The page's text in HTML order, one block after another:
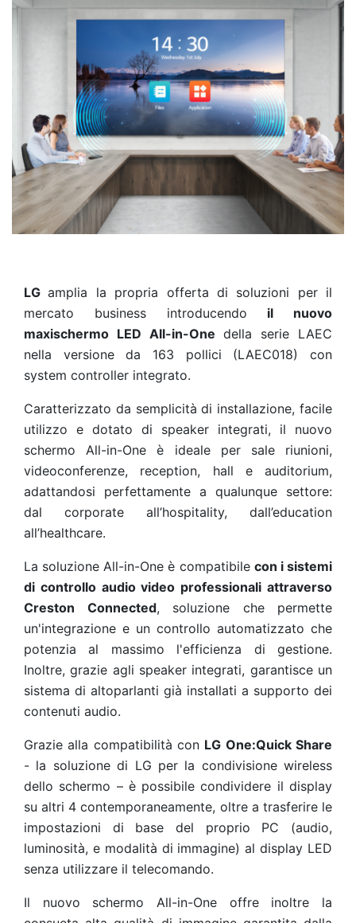
LGamplia la propria offerta di soluzioni per il
mercato business introducendo il nuovo
maxischermo LED All-in-One della serie LAEC
nella versione da 163 pollici (LAEC018) con
system controller integrato.
Caratterizzato da semplicità di installazione, facile
utilizzo e dotato di speaker integrati, il nuovo
schermo All-in-One è ideale per sale riunioni,
videoconferenze, reception, hall e auditorium,
adattandosi perfettamente a qualunque settore:
dal corporate all’hospitality, dall’education
all’healthcare.
La soluzione All-in-One è compatibile con i sistemi
di controllo audio video professionali attraverso
Creston Connected, soluzione che permette
un'integrazione e un controllo automatizzato che
potenzia al massimo l'efficienza di gestione.
Inoltre, grazie agli speaker integrati, garantisce un
sistema di altoparlanti già installati a supporto dei
contenuti audio.
Grazie alla compatibilità con LG One:Quick Share
- la soluzione di LG per la condivisione wireless
dello schermo – è possibile condividere il display
su altri 4 contemporaneamente, oltre a trasferire le
impostazioni di base del proprio PC (audio,
luminosità, e modalità di immagine) al display LED
senza utilizzare il telecomando.
Il nuovo schermo All-in-One offre inoltre la